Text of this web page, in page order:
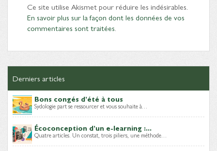
Ce site utilise Akismet pour réduire les indésirables.
En savoir plus sur la façon dont les données de vos
commentaires sont traitées
Derniers articles
Bons congés d’été à tous
Sydologie part se ressourcer et vous souhaite à…
Écoconception d’un e-learning :...
Quatre articles. Un constat, trois piliers, une méthode…